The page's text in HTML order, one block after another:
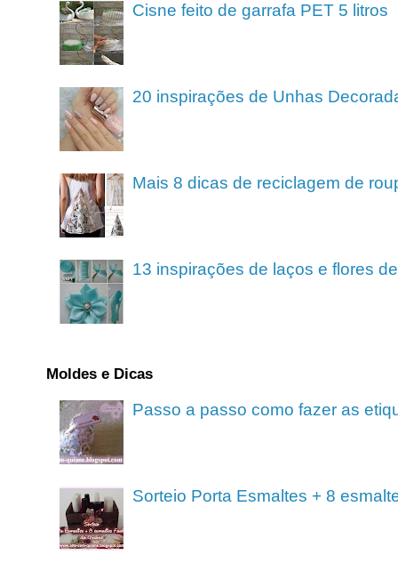
Cisne feito de garrafa PET 5 litros
20 inspirações de Unhas
Mais 8 dicas de reciclagem de
13 inspirações de laços e flores
Moldes e Dicas
Passo a passo como fazer as
Sorteio Porta Esmaltes + 8